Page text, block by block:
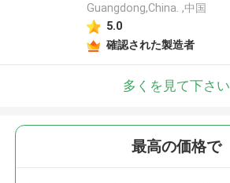
Guangdong,China. ,中国
5.0
確認された製造者
多くを見て下さい
最高の価格で